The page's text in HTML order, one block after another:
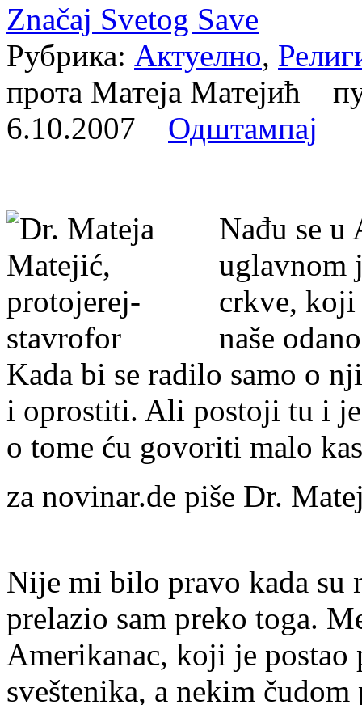
Značaj Svetog Save
Рубрика: Актуелно,
прота Матеја Матејић
6.10.2007
Одштампај
Nađu se u
uglavnom
crkve, koji
naše
Kada bi se radilo samo o
i oprostiti. Ali postoji tu i
o tome ću govoriti malo
za novinar.de piše Dr.
Nije mi bilo pravo kada
prelazio sam preko toga.
Amerikanac, koji je postao
sveštenika, a nekim